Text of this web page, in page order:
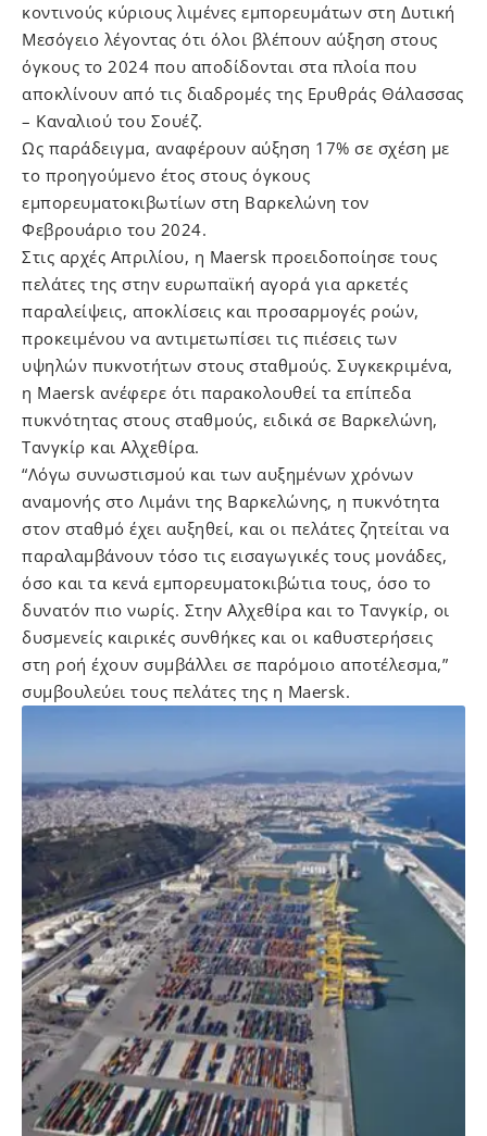
κοντινούς κύριους λιμένες εμπορευμάτων στη Δυτική
Μεσόγειο λέγοντας ότι όλοι βλέπουν αύξηση στους
όγκους το 2024 που αποδίδονται στα πλοία που
αποκλίνουν από τις διαδρομές της Ερυθράς Θάλασσας
– Καναλιού του Σουέζ.
Ως παράδειγμα, αναφέρουν αύξηση 17% σε σχέση με
το προηγούμενο έτος στους όγκους
εμπορευματοκιβωτίων στη Βαρκελώνη τον
Φεβρουάριο του 2024.
Στις αρχές Απριλίου, η Maersk προειδοποίησε τους
πελάτες της στην ευρωπαϊκή αγορά για αρκετές
παραλείψεις, αποκλίσεις και προσαρμογές ροών,
προκειμένου να αντιμετωπίσει τις πιέσεις των
υψηλών πυκνοτήτων στους σταθμούς. Συγκεκριμένα,
η Maersk ανέφερε ότι παρακολουθεί τα επίπεδα
πυκνότητας στους σταθμούς, ειδικά σε Βαρκελώνη,
Τανγκίρ και Αλχεθίρα.
“Λόγω συνωστισμού και των αυξημένων χρόνων
αναμονής στο Λιμάνι της Βαρκελώνης, η πυκνότητα
στον σταθμό έχει αυξηθεί, και οι πελάτες ζητείται να
παραλαμβάνουν τόσο τις εισαγωγικές τους μονάδες,
όσο και τα κενά εμπορευματοκιβώτια τους, όσο το
δυνατόν πιο νωρίς. Στην Αλχεθίρα και το Τανγκίρ, οι
δυσμενείς καιρικές συνθήκες και οι καθυστερήσεις
στη ροή έχουν συμβάλλει σε παρόμοιο αποτέλεσμα,”
συμβουλεύει τους πελάτες της η Maersk.